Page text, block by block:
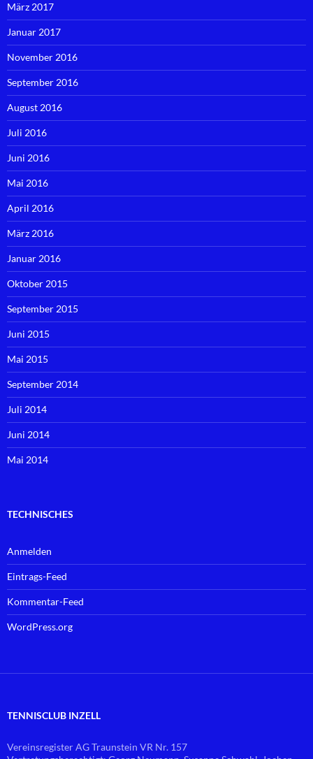
März 2017
Januar 2017
November 2016
September 2016
August 2016
Juli 2016
Juni 2016
Mai 2016
April 2016
März 2016
Januar 2016
Oktober 2015
September 2015
Juni 2015
Mai 2015
September 2014
Juli 2014
Juni 2014
Mai 2014
TECHNISCHES
Anmelden
Eintrags-Feed
Kommentar-Feed
WordPress.org
TENNISCLUB INZELL
Vereinsregister AG Traunstein VR Nr. 157